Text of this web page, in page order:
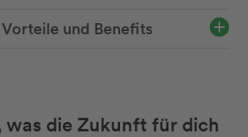
und Benefits
was die Zukunft für dich